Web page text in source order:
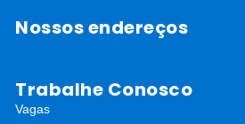
Nossos endereços
Trabalhe Conosco
Vagas